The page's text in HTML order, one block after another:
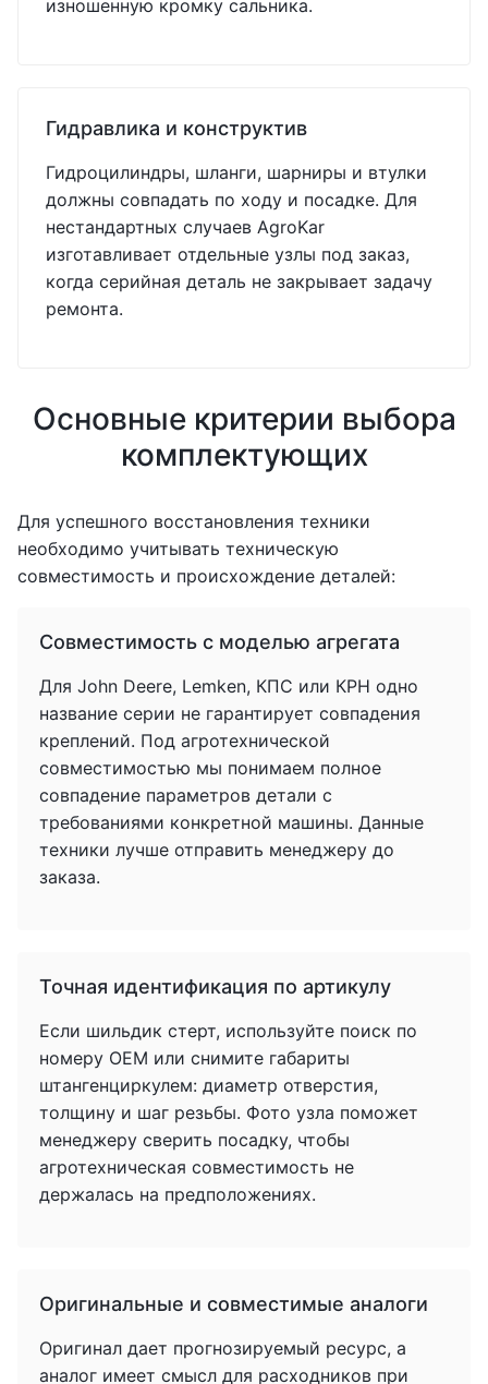
изношенную кромку сальника.
Гидравлика и конструктив
Гидроцилиндры, шланги, шарниры и втулки
должны совпадать по ходу и посадке. Для
нестандартных случаев AgroKar
изготавливает отдельные узлы под заказ,
когда серийная деталь не закрывает задачу
ремонта.
Основные критерии выбора
комплектующих
Для успешного восстановления техники
необходимо учитывать техническую
совместимость и происхождение деталей:
Совместимость с моделью агрегата
Для John Deere, Lemken, КПС или КРН одно
название серии не гарантирует совпадения
креплений. Под агротехнической
совместимостью мы понимаем полное
совпадение параметров детали с
требованиями конкретной машины. Данные
техники лучше отправить менеджеру до
заказа.
Точная идентификация по артикулу
Если шильдик стерт, используйте поиск по
номеру OEM или снимите габариты
штангенциркулем: диаметр отверстия,
толщину и шаг резьбы. Фото узла поможет
менеджеру сверить посадку, чтобы
агротехническая совместимость не
держалась на предположениях.
Оригинальные и совместимые аналоги
Оригинал дает прогнозируемый ресурс, а
аналог имеет смысл для расходников при